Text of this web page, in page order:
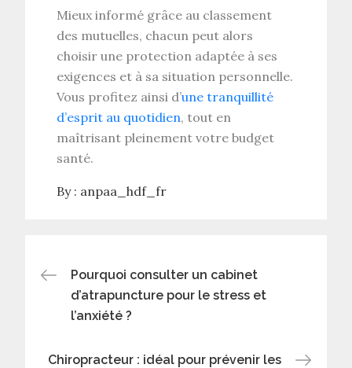
Mieux informé grâce au classement
des mutuelles, chacun peut alors
choisir une protection adaptée à ses
exigences et à sa situation personnelle.
Vous profitez ainsi d’une tranquillité
d’esprit au quotidien, tout en
maîtrisant pleinement votrebudget
santé.
By : anpaa_hdf_fr
Post
navigation
Pourquoi consulter un cabinet
d’atrapuncture pour le stress et
l’anxiété ?
Chiropracteur : idéal pour prévenir les